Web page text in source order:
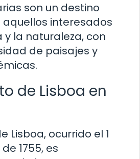
son un destino
interesados
la naturaleza, con
de paisajes y
de Lisboa en
Lisboa, ocurrido el 1
1755, es